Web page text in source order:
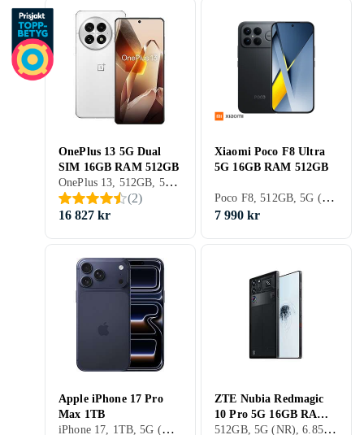
OnePlus 13 5G Dual
SIM 16GB RAM 512GB
OnePlus 13, 512GB, 5G (NR), 6.82 tum, 16GB, 2024
(2)
16 827 kr
Xiaomi Poco F8 Ultra
5G 16GB RAM 512GB
Poco F8, 512GB, 5G (NR), 6.9 tum, 16GB, 2025
7 990 kr
Apple iPhone 17 Pro
Max 1TB
iPhone 17, 1TB, 5G (NR), 6.9 tum, 12GB, 2025
ZTE Nubia Redmagic
10 Pro 5G 16GB RAM
512GB
512GB, 5G (NR), 6.85 tum, 16GB, 2024